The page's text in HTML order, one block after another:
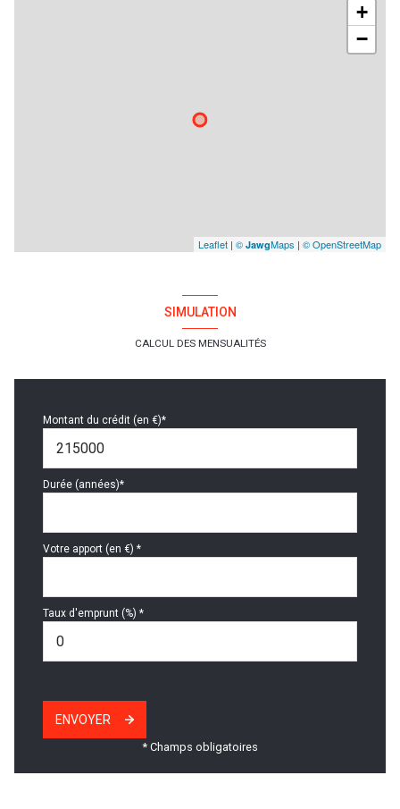
+
−
Leaflet | © JawgMaps | © OpenStreetMap
SIMULATION
CALCUL DES MENSUALITÉS
Montant du crédit (en €)*
Durée (années)*
Votre apport (en €) *
Taux d'emprunt (%) *
ENVOYER
* Champs obligatoires